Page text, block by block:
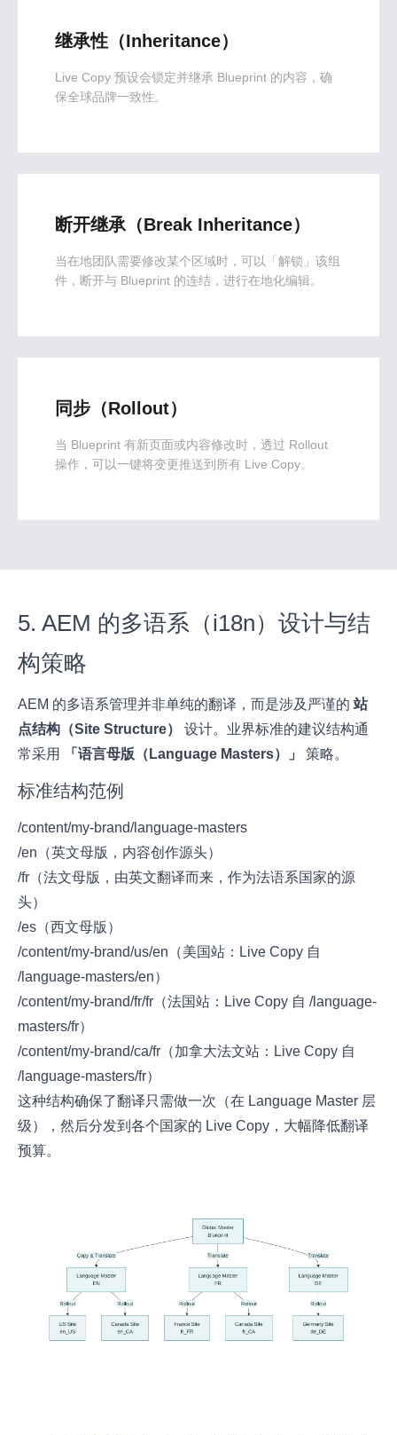
继承性（Inheritance）
Live Copy 预设会锁定并继承 Blueprint 的内容，确
保全球品牌一致性。
断开继承（Break Inheritance）
当在地团队需要修改某个区域时，可以「解锁」该组
件，断开与 Blueprint 的连结，进行在地化编辑。
同步（Rollout）
当 Blueprint 有新页面或内容修改时，透过 Rollout
操作，可以一键将变更推送到所有 Live Copy。
5. AEM 的多语系（i18n）设计与结
构策略
AEM 的多语系管理并非单纯的翻译，而是涉及严谨的站
点结构（Site Structure）
设计。业界标准的建议结构通
常采用
「语言母版（Language Masters）」 策略。
标准结构范例
/content/my-brand/language-masters
/en（英文母版，内容创作源头）
/fr（法文母版，由英文翻译而来，作为法语系国家的源
头）
/es（西文母版）
/content/my-brand/us/en（美国站：Live Copy 自
/language-masters/en）
/content/my-brand/fr/fr（法国站：Live Copy 自 /language-
masters/fr）
/content/my-brand/ca/fr（加拿大法文站：Live Copy 自
/language-masters/fr）
这种结构确保了翻译只需做一次（在 Language Master 层
级），然后分发到各个国家的 Live Copy，大幅降低翻译
预算。